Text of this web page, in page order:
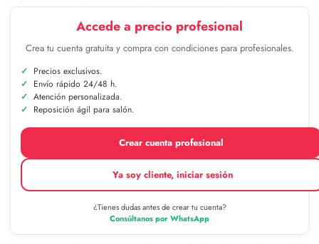
Accede a precio profesional
Crea tu cuenta gratuita y compra con condiciones para profesionales.
Precios exclusivos.
Envío rápido 24/48 h.
Atención personalizada.
Reposición ágil para salón.
Crear cuenta profesional
Ya soy cliente, iniciar sesión
¿Tienes dudas antes de crear tu cuenta?
Consúltanos por WhatsApp